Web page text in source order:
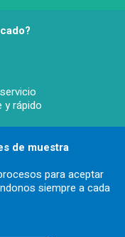
rápido
de muestra
para aceptar
siempre a cada